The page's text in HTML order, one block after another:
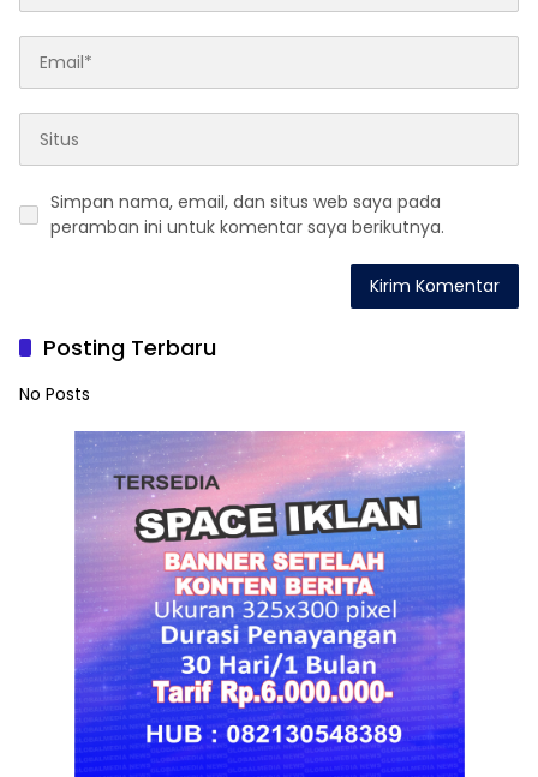
Simpan nama, email, dan situs web saya pada
peramban ini untuk komentar saya berikutnya.
Posting Terbaru
No Posts